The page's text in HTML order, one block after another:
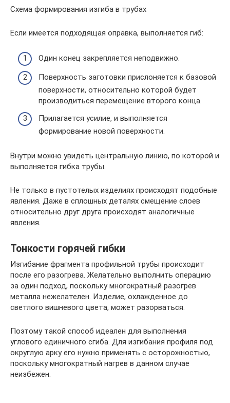
Схема формирования изгиба в трубах
Если имеется подходящая оправка, выполняется гиб:
Один конец закрепляется неподвижно.
Поверхность заготовки прислоняется к базовой
поверхности, относительно которой будет
производиться перемещение второго конца.
Прилагается усилие, и выполняется
формирование новой поверхности.
Внутри можно увидеть центральную линию, по которой и
выполняется гибка трубы.
Не только в пустотелых изделиях происходят подобные
явления. Даже в сплошных деталях смещение слоев
относительно друг друга происходят аналогичные
явления.
Тонкости горячей гибки
Изгибание фрагмента профильной трубы происходит
после его разогрева. Желательно выполнить операцию
за один подход, поскольку многократный разогрев
металла нежелателен. Изделие, охлажденное до
светлого вишневого цвета, может разорваться.
Поэтому такой способ идеален для выполнения
углового единичного сгиба. Для изгибания профиля под
округлую арку его нужно применять с осторожностью,
поскольку многократный нагрев в данном случае
неизбежен.